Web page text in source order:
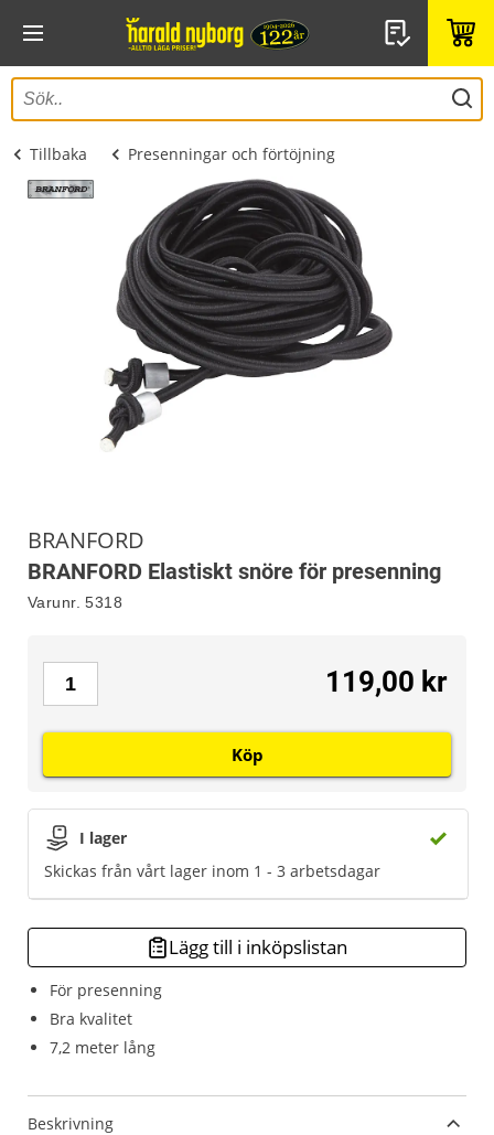
Tillbaka Presenningar och förtöjning
BRANFORD
BRANFORD Elastiskt snöre för presenning
Varunr. 5318
För presenning
Bra kvalitet
7,2 meter lång
I lager
Skickas från vårt lager inom 1 - 3 arbetsdagar
119,00 kr
Köp
Lägg till i inköpslistan
Beskrivning